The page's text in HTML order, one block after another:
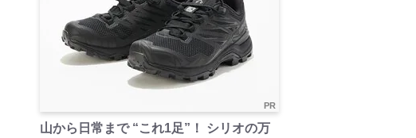
PR
山から日常まで “これ1足”！ シリオの万